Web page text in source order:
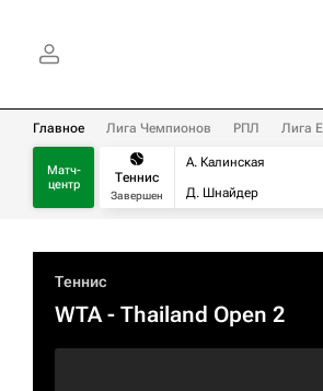
Главное Лига Чемпионов РПЛ Лига
Матч-
центр
Теннис
Завершен
А. Калинская
Д. Шнайдер
Теннис
WTA- Thailand Open 2